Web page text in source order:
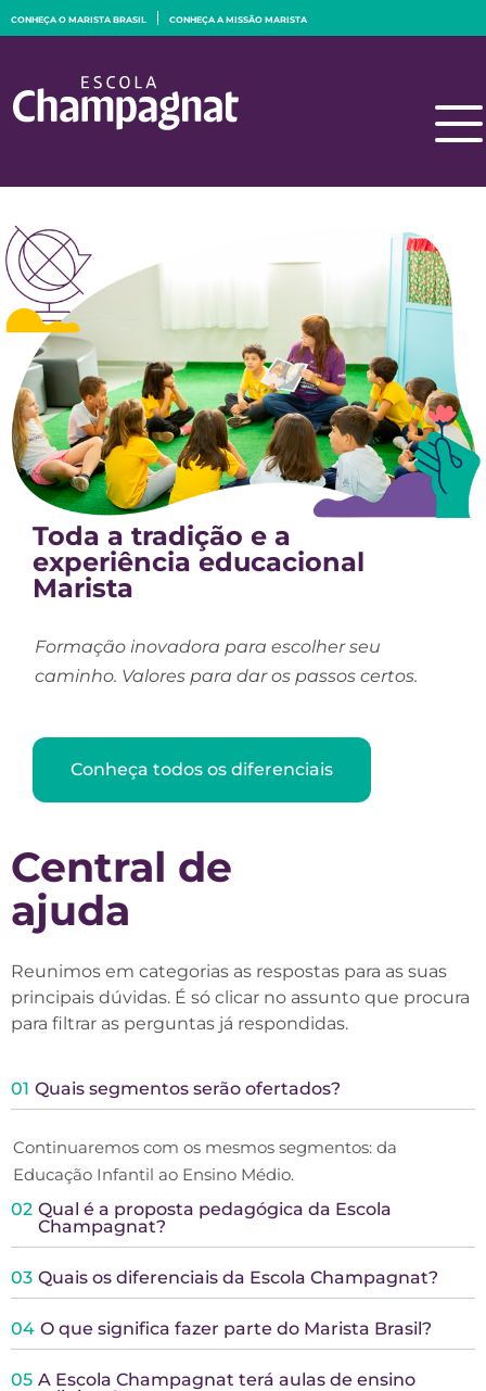
CONHEÇA O MARISTA BRASIL CONHEÇA A MISSÃO MARISTA
Toda a tradição e a
experiência educacional
Marista
Formação inovadora para escolher seu
caminho. Valores para dar os passos certos.
Conheça todos os diferenciais
Central de
ajuda
Reunimos em categorias as respostas para as suas
principais dúvidas. É só clicar no assunto que procura
para filtrar as perguntas já respondidas.
01 Quais segmentos serão ofertados?
Continuaremos com os mesmos segmentos: da
Educação Infantil ao Ensino Médio.
02 Qual é a proposta pedagógica da Escola
Champagnat?
03 Quais os diferenciais da Escola Champagnat?
04 O que significa fazer parte do Marista Brasil?
05 A Escola Champagnat terá aulas de ensino